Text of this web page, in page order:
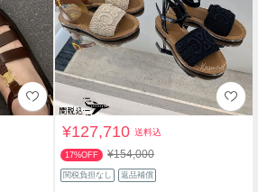
¥127,710送料込
17%OFF ¥154,000
関税負担なし 返品補償